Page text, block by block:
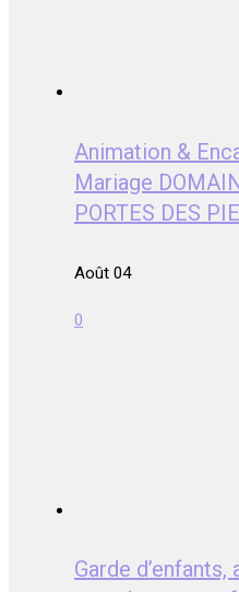
Animation &
Mariage
PORTES DES
Août 04
0
Garde